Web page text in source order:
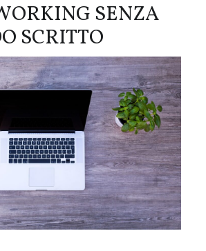
SENZA
SCRITTO